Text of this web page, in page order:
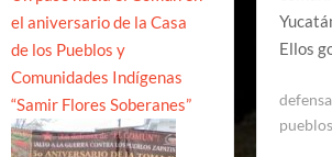
Ellos
el aniversario de la Casa
de los Pueblos y
Comunidades Indígenas
“Samir Flores Soberanes”